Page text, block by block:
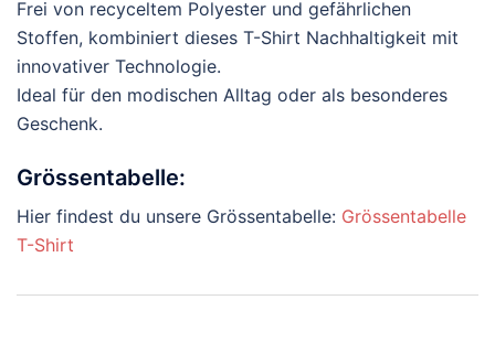
Frei von recyceltem Polyester und gefährlichen
Stoffen, kombiniert dieses T-Shirt Nachhaltigkeit mit
innovativer Technologie.
Ideal für den modischen Alltag oder als besonderes
Geschenk.
Grössentabelle:
Hier findest du unsere Grössentabelle: Grössentabelle
T-Shirt